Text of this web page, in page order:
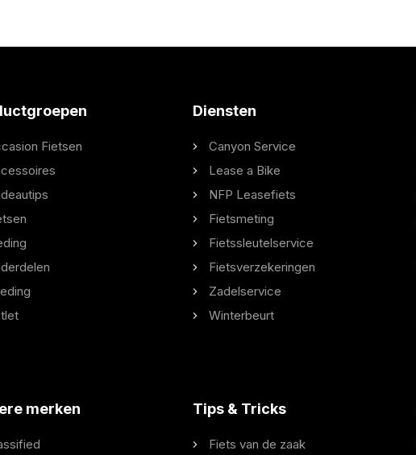
Fietsen
Diensten
Canyon Service
Lease a Bike
NFP Leasefiets
Fietsmeting
Fietssleutelservice
Fietsverzekeringen
Zadelservice
Winterbeurt
merken Tips & Tricks
Fiets van de zaak